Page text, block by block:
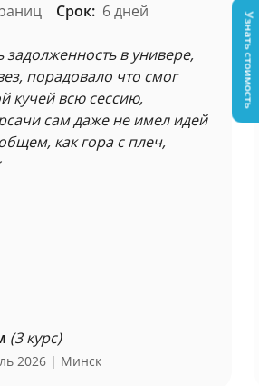
Срок: 6 дней
задолженность в универе,
порадовало что смог
кучей всю сессию,
сам даже не имел идей
как гора с плеч,
(3 курс)
2026 | Минск
Узнать стоимость